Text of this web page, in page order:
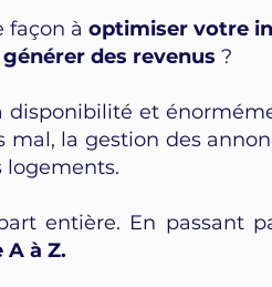
façon à optimiser votre
générer des revenus ?
et
la gestion des
logements.
entière. En passant
A à Z.